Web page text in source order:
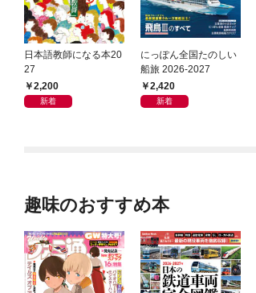
日本語教師になる本20
27
2,200
新着
にっぽん全国たのしい
船旅 2026-2027
2,420
新着
趣味のおすすめ本